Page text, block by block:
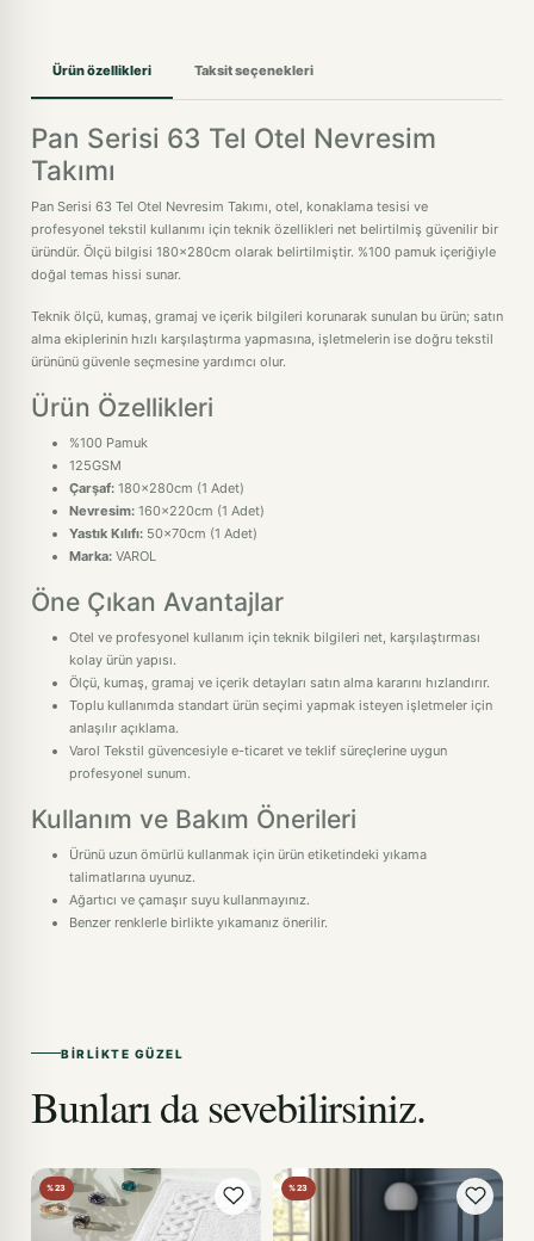
Ürün özellikleri Taksit seçenekleri
Pan Serisi 63 Tel Otel Nevresim
Takımı
Pan Serisi 63 Tel Otel Nevresim Takımı, otel, konaklama tesisi ve
profesyonel tekstil kullanımı için teknik özellikleri net belirtilmiş güvenilir bir
üründür. Ölçü bilgisi 180x280cm olarak belirtilmiştir. %100 pamuk içeriğiyle
doğal temas hissi sunar.
Teknik ölçü, kumaş, gramaj ve içerik bilgileri korunarak sunulan bu ürün; satın
alma ekiplerinin hızlı karşılaştırma yapmasına, işletmelerin ise doğru tekstil
ürününü güvenle seçmesine yardımcı olur.
Ürün Özellikleri
%100 Pamuk
125GSM
Çarşaf: 180x280cm (1 Adet)
Nevresim: 160x220cm (1 Adet)
Yastık Kılıfı: 50x70cm (1 Adet)
Marka: VAROL
Öne Çıkan Avantajlar
Otel ve profesyonel kullanım için teknik bilgileri net, karşılaştırması
kolay ürün yapısı.
Ölçü, kumaş, gramaj ve içerik detayları satın alma kararını hızlandırır.
Toplu kullanımda standart ürün seçimi yapmak isteyen işletmeler için
anlaşılır açıklama.
Varol Tekstil güvencesiyle e-ticaret ve teklif süreçlerine uygun
profesyonel sunum.
Kullanım ve Bakım Önerileri
Ürünü uzun ömürlü kullanmak için ürün etiketindeki yıkama
talimatlarına uyunuz.
Ağartıcı ve çamaşır suyu kullanmayınız.
Benzer renklerle birlikte yıkamanız önerilir.
BIRLIKTE GÜZEL
Bunları da sevebilirsiniz.
%23 %23